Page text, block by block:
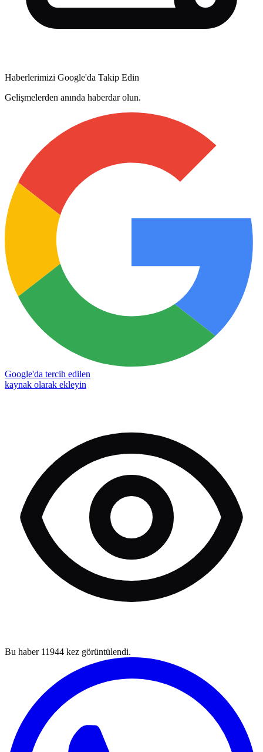
Haberlerimizi Google'da Takip Edin
Gelişmelerden anında haberdar olun.
Google'da tercih edilen
kaynak olarak ekleyin
Bu haber 11944 kez görüntülendi.